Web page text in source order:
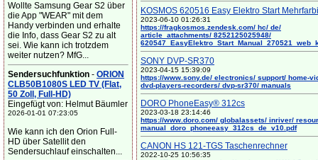
Wollte Samsung Gear S2 über
die App "WEAR" mit dem
Handy verbinden und erhalte
die Info, dass Gear S2 zu alt
sei. Wie kann ich trotzdem
weiter nutzen? MfG...
Sendersuchfunktion - ORION
CLB50B1080S LED TV (Flat,
50 Zoll, Full-HD)
Eingefügt von: Helmut Bäumler
2026-01-01 07:23:05
Wie kann ich den Orion Full-
HD über Satellit den
Sendersuchlauf einschalten...
KOSMOS 620516 Easy Elektro Start
2023-06-10 01:26:31
https://fragkosmos.zendesk.com/ hc/ de/
article_attachments/ 8252125025948/
SONY DVP-SR370
2023-04-15 15:39:09
https://www.sony.de/ electronics/ support/ home-
dvd-players-recorders/ dvp-sr370/ manuals
DORO PhoneEasy® 312cs
2023-03-18 23:14:46
https://www.doro.com/ globalassets/ inriver/
manual_doro_phoneeasy_312cs_de_v10.pdf
CANON HS 121-TGS Taschenrechner
2022-10-25 10:56:35